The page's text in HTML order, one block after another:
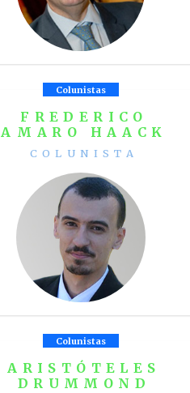
Colunistas
FREDERICO
AMARO HAACK
COLUNISTA
Colunistas
ARISTÓTELES
DRUMMOND